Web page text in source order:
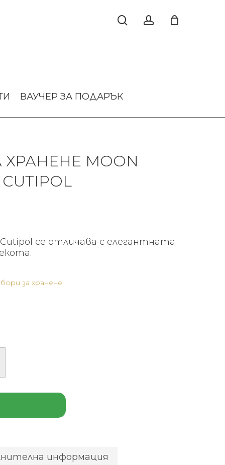
ВАУЧЕР ЗА ПОДАРЪК
MOON
се отличава с елегантната
за хранене
информация